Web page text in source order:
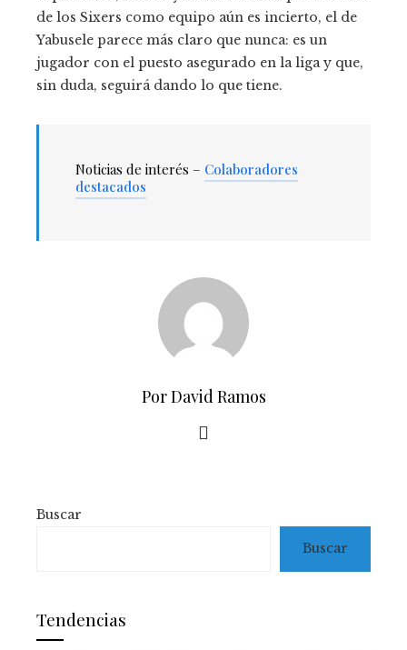
de los Sixers como equipo aún es incierto, el de
Yabusele parece más claro que nunca: es un
jugador con el puesto asegurado en la liga y que,
sin duda, seguirá dando lo que tiene.
Noticias de interés – Colaboradores
destacados
Por David Ramos
Buscar
Buscar
Tendencias